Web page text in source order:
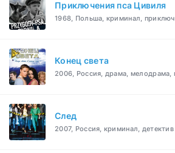
Приключения пса Цивиля
1968, Польша, криминал,
Конец света
2006, Россия, драма, мелодрама,
След
2007, Россия, криминал, детектив